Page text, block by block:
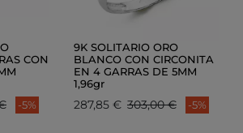
CON
-5%
9K SOLITARIO ORO
BLANCO CON CIRCONITA
EN 4 GARRAS DE 5MM
1,96gr
287,85 € 303,00 € -5%